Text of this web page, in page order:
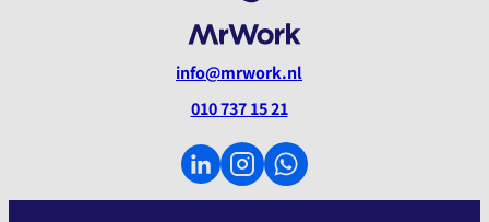
info@mrwork.nl
010 737 15 21